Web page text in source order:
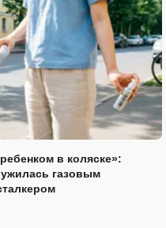
в коляске»:
газовым